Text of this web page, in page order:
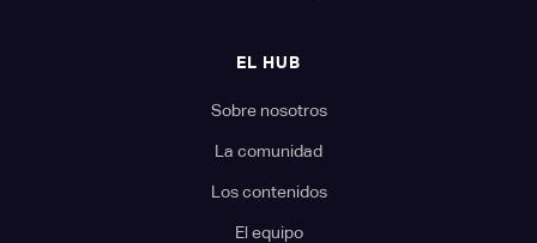
EL HUB
Sobre nosotros
La comunidad
Los contenidos
El equipo